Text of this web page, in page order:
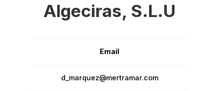
Algeciras, S.L.U
Email
d_marquez@mertramar.com